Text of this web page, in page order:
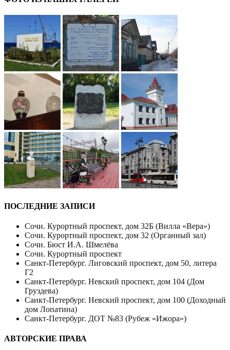
ПОСЛЕДНИЕ ЗАПИСИ
Сочи. Курортный проспект, дом 32Б (Вилла «Вера»)
Сочи. Курортный проспект, дом 32 (Органный зал)
Сочи. Бюст И.А. Шмелёва
Сочи. Курортный проспект
Санкт-Петербург. Лиговский проспект, дом 50, литера
Г2
Санкт-Петербург. Невский проспект, дом 104 (Дом
Груздева)
Санкт-Петербург. Невский проспект, дом 100 (Доходный
дом Лопатина)
Санкт-Петербург. ДОТ №83 (Рубеж «Ижора»)
АВТОРСКИЕ ПРАВА